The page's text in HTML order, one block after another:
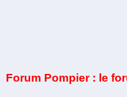
Forum Pompier : le